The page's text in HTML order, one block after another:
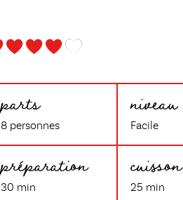
parts
8 personnes
niveau
Facile
préparation
30 min
cuisson
25 min